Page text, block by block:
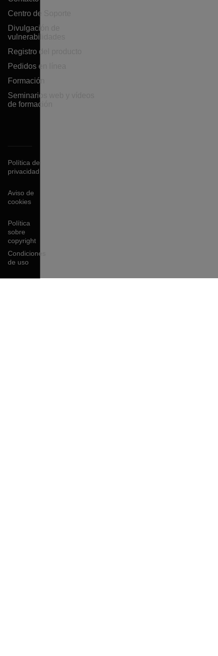
Centro de Soporte
Divulgación de
vulnerabilidades
Registro del producto
Pedidos en línea
Formación
Seminarios web y vídeos
de formación
Política de
privacidad
Aviso de
cookies
Política
sobre
copyright
Condiciones
de uso